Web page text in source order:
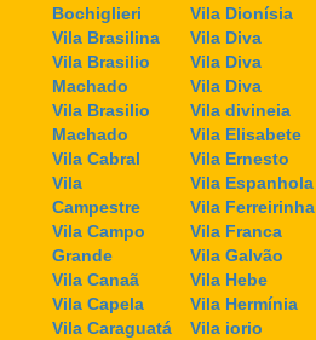
Bochiglieri
Vila Brasilina
Vila Brasilio
Machado
Vila Brasilio
Machado
Vila Cabral
Vila
Campestre
Vila Campo
Grande
Vila Canaã
Vila Capela
Vila Caraguatá
Vila Dionísia
Vila Diva
Vila Diva
Vila Diva
Vila divineia
Vila Elisabete
Vila Ernesto
Vila Espanhola
Vila Ferreirinha
Vila Franca
Vila Galvão
Vila Hebe
Vila Hermínia
Vila iorio